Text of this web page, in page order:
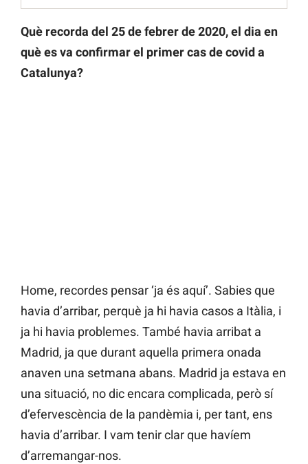
Què recorda del 25 de febrer de 2020, el dia en
què es va confirmar el primer cas de covid a
Catalunya?
Home, recordes pensar ‘ja és aquí’. Sabies que
havia d’arribar, perquè ja hi havia casos a Itàlia, i
ja hi havia problemes. També havia arribat a
Madrid, ja que durant aquella primera onada
anaven una setmana abans. Madrid ja estava en
una situació, no dic encara complicada, però sí
d’efervescència de la pandèmia i, per tant, ens
havia d’arribar. I vam tenir clar que havíem
d’arremangar-nos.